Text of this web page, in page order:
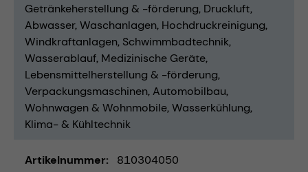
Getränkeherstellung & -förderung Druckluft
Abwasser Waschanlagen Hochdruckreinigung
Windkraftanlagen Schwimmbadtechnik
Wasserablauf Medizinische Geräte
Lebensmittelherstellung & -förderung
Verpackungsmaschinen Automobilbau
Wohnwagen & Wohnmobile Wasserkühlung
Klima- & Kühltechnik
Artikelnummer 810304050